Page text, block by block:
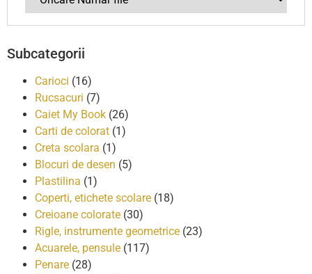
Subcategorii
Carioci (16)
Rucsacuri (7)
Caiet My Book (26)
Carti de colorat (1)
Creta scolara (1)
Blocuri de desen (5)
Plastilina (1)
Coperti, etichete scolare (18)
Creioane colorate (30)
Rigle, instrumente geometrice (23)
Acuarele, pensule (117)
Penare (28)